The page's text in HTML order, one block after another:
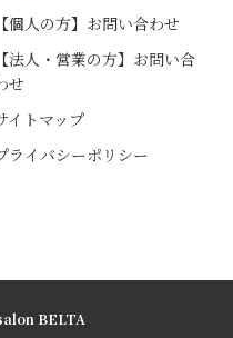
【個人の方】お問い合わせ
【法人・営業の方】お問い合
せ
イトマップ
ライバシーポリシー
BELTA